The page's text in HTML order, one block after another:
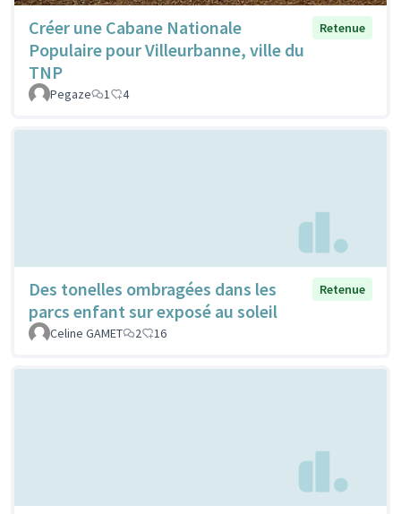
Créer une Cabane Nationale
Populaire pour Villeurbanne, ville du
TNP
Retenue
Pegaze 1 4
Des tonelles ombragées dans les
parcs enfant sur exposé au soleil
Retenue
Celine GAMET 2 16